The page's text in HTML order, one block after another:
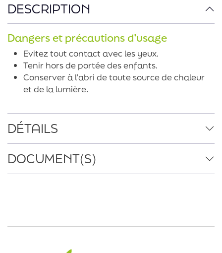
DESCRIPTION
Dangers et précautions d’usage
Evitez tout contact avec les yeux.
Tenir hors de portée des enfants.
Conserver à l’abri de toute source de chaleur
et de la lumière.
DÉTAILS
DOCUMENT(S)